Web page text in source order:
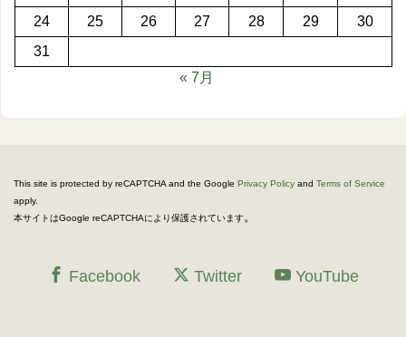
24
25 26 27 28 29
30
31
« 7月
This site is protected by reCAPTCHA and the Google Privacy Policy and Terms of Service
apply.
本サイトはGoogle reCAPTCHAにより保護されています。
Facebook Twitter YouTube